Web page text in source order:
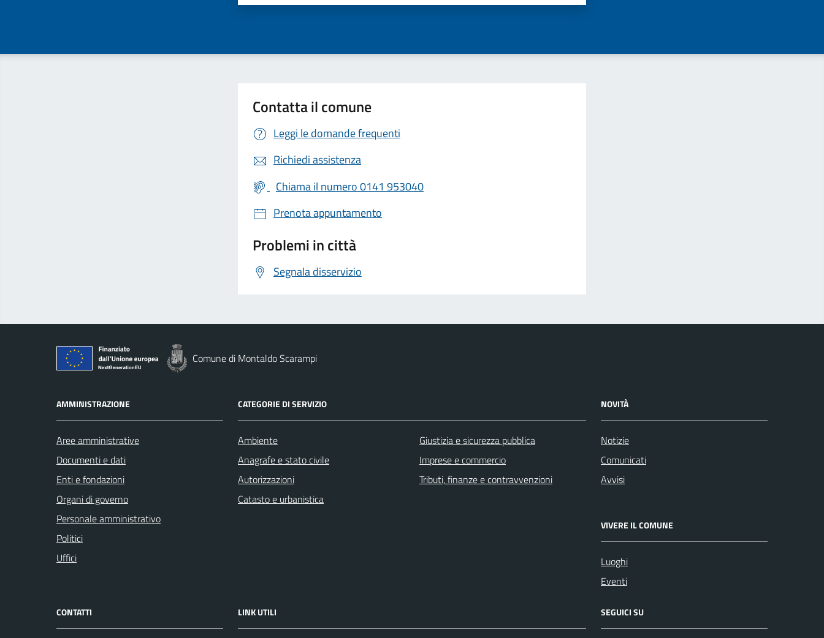
Contatta il comune
Leggi le domande frequenti
Richiedi assistenza
Chiama il numero 0141 953040
Prenota appuntamento
Problemi in città
Segnala disservizio
Comune di Montaldo Scarampi
AMMINISTRAZIONE
Aree amministrative
Documenti e dati
Enti e fondazioni
Organi di governo
Personale amministrativo
Politici
Uffici
CATEGORIE DI SERVIZIO
Ambiente
Anagrafe e stato civile
Autorizzazioni
Catasto e urbanistica
Giustizia e sicurezza pubblica
Imprese e commercio
Tributi, finanze e contravvenzioni
NOVITÀ
Notizie
Comunicati
Avvisi
VIVERE IL COMUNE
Luoghi
Eventi
CONTATTI LINK UTILI SEGUICI SU